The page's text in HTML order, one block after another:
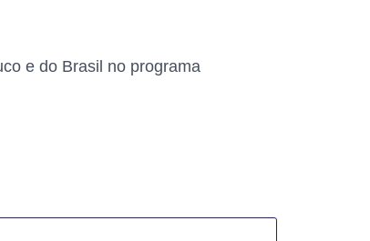
e do Brasil no programa